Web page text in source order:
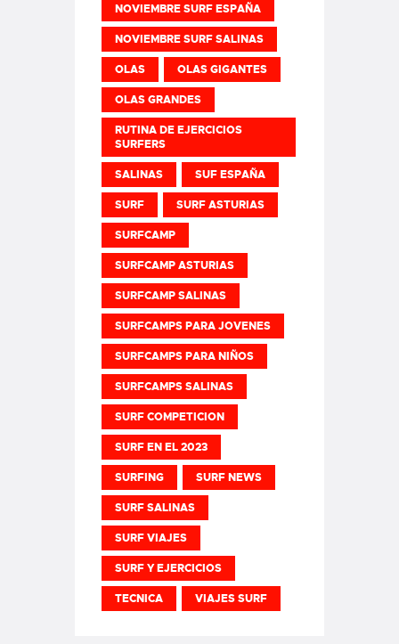
NOVIEMBRE SURF ESPAÑA
NOVIEMBRE SURF SALINAS
OLAS OLAS GIGANTES
OLAS GRANDES
RUTINA DE EJERCICIOS
SURFERS
SALINAS SUF ESPAÑA
SURF SURF ASTURIAS
SURFCAMP
SURFCAMP ASTURIAS
SURFCAMP SALINAS
SURFCAMPS PARA JOVENES
SURFCAMPS PARA NIÑOS
SURFCAMPS SALINAS
SURF COMPETICION
SURF EN EL 2023
SURFING SURF NEWS
SURF SALINAS
SURF VIAJES
SURF Y EJERCICIOS
TECNICA VIAJES SURF